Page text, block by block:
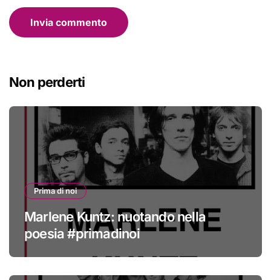
Non perderti
Prima di noi
Marlene Kuntz: nuotando nella
poesia #primadinoi